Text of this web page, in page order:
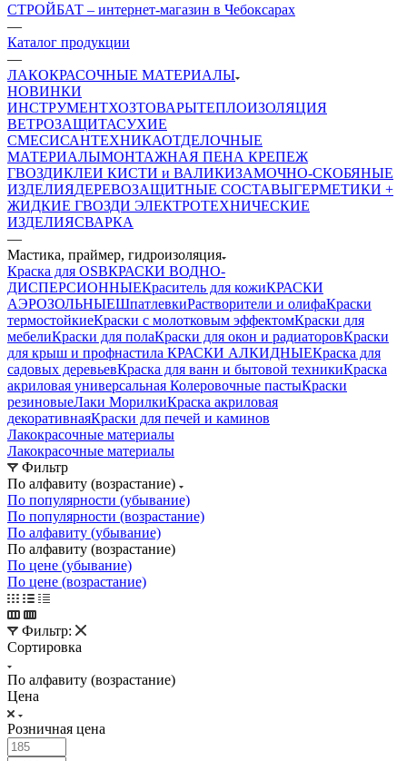
СТРОЙБАТ – интернет-магазин в Чебоксарах
—
Каталог продукции
—
ЛАКОКРАСОЧНЫЕ МАТЕРИАЛЫ
НОВИНКИ
ИНСТРУМЕНТХОЗТОВАРЫТЕПЛОИЗОЛЯЦИЯ
ВЕТРОЗАЩИТАСУХИЕ
СМЕСИСАНТЕХНИКАОТДЕЛОЧНЫЕ
МАТЕРИАЛЫМОНТАЖНАЯ ПЕНА КРЕПЕЖ
ГВОЗДИКЛЕИ КИСТИ и ВАЛИКИЗАМОЧНО-СКОБЯНЫЕ
ИЗДЕЛИЯДЕРЕВОЗАЩИТНЫЕ СОСТАВЫГЕРМЕТИКИ +
ЖИДКИЕ ГВОЗДИ ЭЛЕКТРОТЕХНИЧЕСКИЕ
ИЗДЕЛИЯСВАРКА
—
Мастика, праймер, гидроизоляция
Краска для OSBКРАСКИ ВОДНО-
ДИСПЕРСИОННЫЕКраситель для кожиКРАСКИ
АЭРОЗОЛЬНЫЕШпатлевкиРастворители и олифаКраски
термостойкиеКраски с молотковым эффектомКраски для
мебелиКраски для полаКраски для окон и радиаторовКраски
для крыш и профнастила КРАСКИ АЛКИДНЫЕКраска для
садовых деревьевКраска для ванн и бытовой техникиКраска
акриловая универсальная Колеровочные пастыКраски
резиновыеЛаки МорилкиКраска акриловая
декоративнаяКраски для печей и каминов
Лакокрасочные материалы
Лакокрасочные материалы
Фильтр
По алфавиту (возрастание)
По популярности (убывание)
По популярности (возрастание)
По алфавиту (убывание)
По алфавиту (возрастание)
По цене (убывание)
По цене (возрастание)
Фильтр:
Сортировка
По алфавиту (возрастание)
Цена
Розничная цена